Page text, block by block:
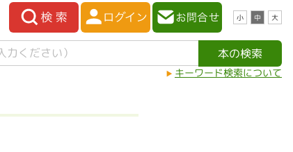
小 中 大
キーワード検索について